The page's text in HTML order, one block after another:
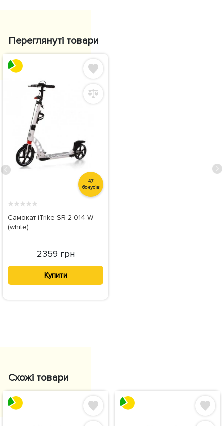
Переглянуті товари
47
бонусів
★★★★★
Самокат iTrike SR 2-014-W
(white)
2359 грн
Купити
Схожі товари